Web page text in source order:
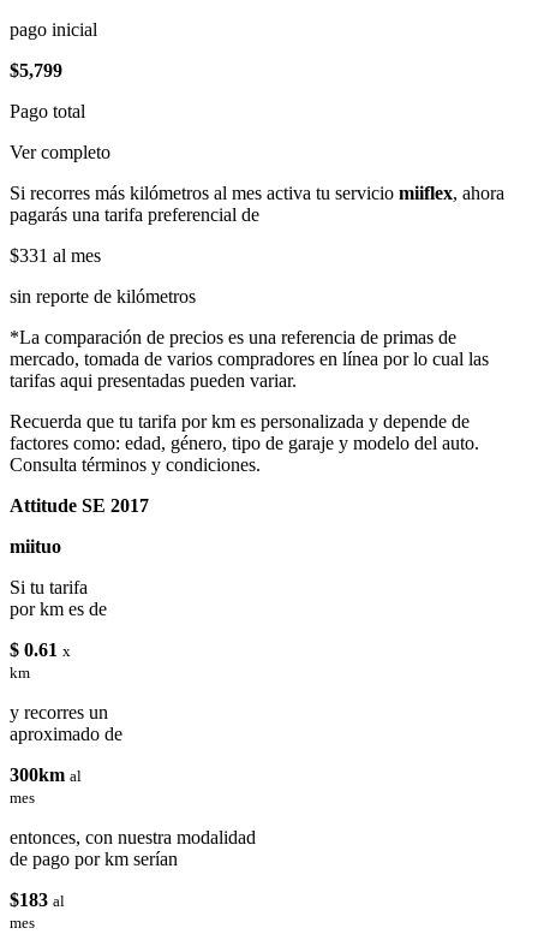
pago inicial
$5,799
Pago total
Ver completo
Si recorres más kilómetros al mes activa tu servicio miiflex, ahora
pagarás una tarifa preferencial de
$331 al mes
sin reporte de kilómetros
*La comparación de precios es una referencia de primas de
mercado, tomada de varios compradores en línea por lo cual las
tarifas aqui presentadas pueden variar.
Recuerda que tu tarifa por km es personalizada y depende de
factores como: edad, género, tipo de garaje y modelo del auto.
Consulta términos y condiciones.
Attitude SE 2017
miituo
Si tu tarifa
por km es de
$ 0.61 x
km
y recorres un
aproximado de
300km al
mes
entonces, con nuestra modalidad
de pago por km serían
$183 al
mes